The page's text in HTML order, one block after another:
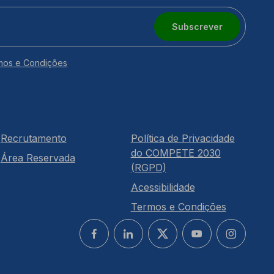
Subscrever
e Condições
Recrutamento
Área Reservada
Política de Privacidade
do COMPETE 2030
(RGPD)
Acessibilidade
Termos e Condições